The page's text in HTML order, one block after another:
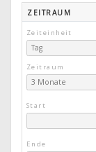
ZEITRAUM
Zeiteinheit
Tag
Zeitraum
3 Monate
Start
Ende